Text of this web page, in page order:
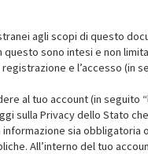
agli scopi di questo
sono intesi e non
e l’accesso (in
al tuo account (in seguito
sulla Privacy dello Stato
sia obbligatoria
All’interno del tuo